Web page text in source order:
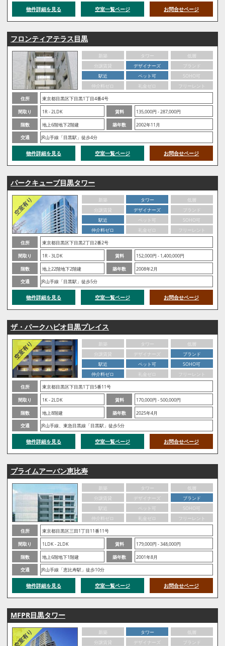
物件詳細を見る 空室一覧ページ お問合せページ
フロンティアテラス目黒
新築 タワー
低層
分譲賃貸
デザイナーズ
ブランド
駅近
ペット可
SOHO可
仲介料ゼロ
礼金ゼロ
フリーレント
住所
東京都目黒区下目黒1丁目4番4号
間取り
1R - 2LDK 賃料
135,000円 - 287,000円
階数
地上6階地下2階建 築年数
2002年11月
交通
JR山手線「目黒駅」徒歩4分
物件詳細を見る 空室一覧ページ お問合せページ
パークキューブ目黒タワー
新築 タワー
低層
分譲賃貸
デザイナーズ
ブランド
駅近
ペット可
SOHO可
仲介料ゼロ
礼金ゼロ
フリーレント
住所
東京都目黒区下目黒2丁目2番2号
間取り
1R - 3LDK 賃料
152,000円 - 1,400,000円
階数
地上22階地下2階建 築年数
2008年2月
交通
JR山手線「目黒駅」徒歩5分
物件詳細を見る 空室一覧ページ お問合せページ
ザ・パークハビオ目黒プレイス
新築 タワー
低層
分譲賃貸
デザイナーズ
ブランド
駅近
ペット可
SOHO可
仲介料ゼロ
礼金ゼロ
フリーレント
住所
東京都目黒区下目黒1丁目5番11号
間取り
1K - 2LDK 賃料
170,000円 - 500,000円
階数
地上8階建 築年数
2025年4月
交通
JR山手線、東急目黒線「目黒駅」徒歩5分
物件詳細を見る 空室一覧ページ お問合せページ
プライムアーバン恵比寿
新築 タワー
低層
分譲賃貸
デザイナーズ
ブランド
駅近
ペット可
SOHO可
仲介料ゼロ
礼金ゼロ
フリーレント
住所
東京都目黒区三田1丁目11番11号
間取り
1LDK - 2LDK 賃料
179,000円 - 348,000円
階数
地上6階地下1階建 築年数
2001年8月
交通
JR山手線「恵比寿駅」徒歩10分
物件詳細を見る 空室一覧ページ お問合せページ
MFPR目黒タワー
新築 タワー
低層
分譲賃貸
デザイナーズ
ブランド